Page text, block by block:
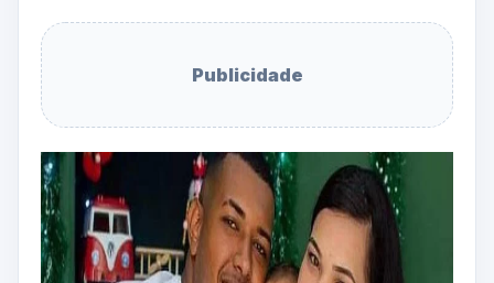
Publicidade